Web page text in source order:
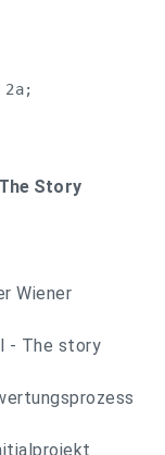
Story
Wiener
- The story